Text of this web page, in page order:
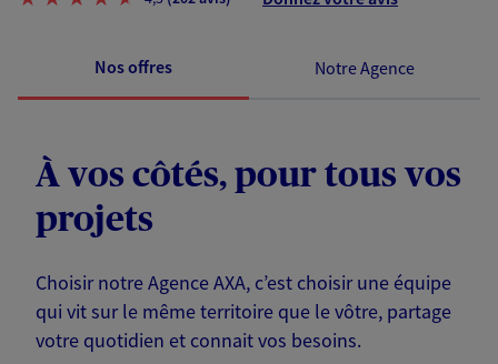
Nos offres Notre Agence
À vos côtés, pour tous vos
projets
Choisir notre Agence AXA, c’est choisir une équipe
qui vit sur le même territoire que le vôtre, partage
votre quotidien et connait vos besoins.